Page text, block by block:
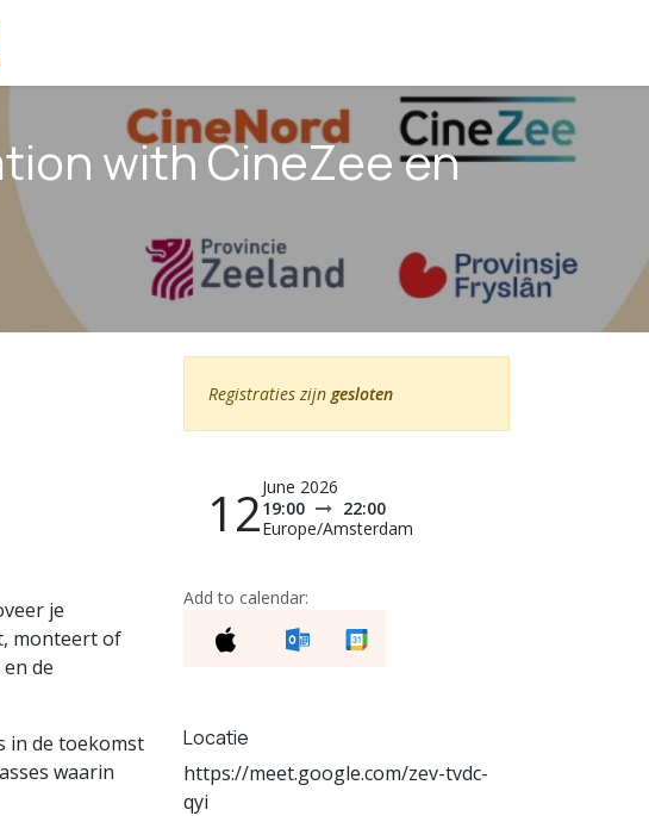
with CineZee en
je
monteert of
de
in de toekomst
waarin
Registraties zijn gesloten
12June 2026
19:00
22:00
Europe/Amsterdam
Add to calendar:
Locatie
https://meet.google.com/zev-tvdc-
qyi